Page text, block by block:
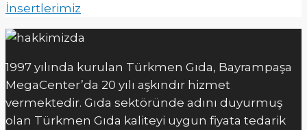
İnsertlerimiz
1997 yılında kurulan Türkmen Gıda, Bayrampaşa
MegaCenter’da 20 yılı aşkındır hizmet
vermektedir. Gıda sektöründe adını duyurmuş
olan Türkmen Gıda kaliteyi uygun fiyata tedarik